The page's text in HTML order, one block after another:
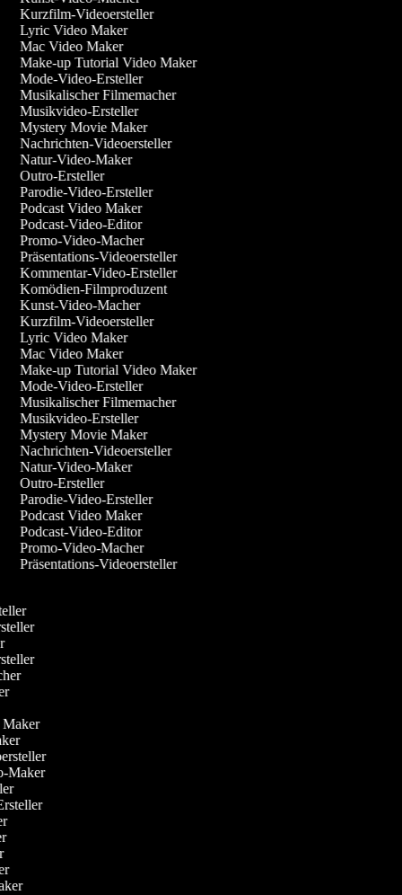
Kurzfilm-Videoersteller
Lyric Video Maker
Mac Video Maker
Make-up Tutorial Video Maker
Mode-Video-Ersteller
Musikalischer Filmemacher
Musikvideo-Ersteller
Mystery Movie Maker
Nachrichten-Videoersteller
Natur-Video-Maker
Outro-Ersteller
Parodie-Video-Ersteller
Podcast Video Maker
Podcast-Video-Editor
Promo-Video-Macher
Präsentations-Videoersteller
Kommentar-Video-Ersteller
Komödien-Filmproduzent
Kunst-Video-Macher
Kurzfilm-Videoersteller
Lyric Video Maker
Mac Video Maker
Make-up Tutorial Video Maker
Mode-Video-Ersteller
Musikalischer Filmemacher
Musikvideo-Ersteller
Mystery Movie Maker
Nachrichten-Videoersteller
Natur-Video-Maker
Outro-Ersteller
Parodie-Video-Ersteller
Podcast Video Maker
Podcast-Video-Editor
Promo-Video-Macher
Präsentations-Videoersteller
Maker
Maker